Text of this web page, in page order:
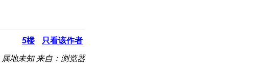
5楼 只看该作者
属地未知 来自：浏览器